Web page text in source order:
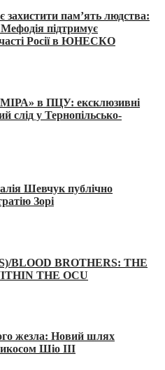
захистити пам’ять людства:
підтримує
Росії в ЮНЕСКО
в ПЦУ: ексклюзивні
слід у Тернопільсько-
Шевчук публічно
Зорі
BLOOD BROTHERS: THE
THE OCU
жезла: Новий шлях
Шіо III